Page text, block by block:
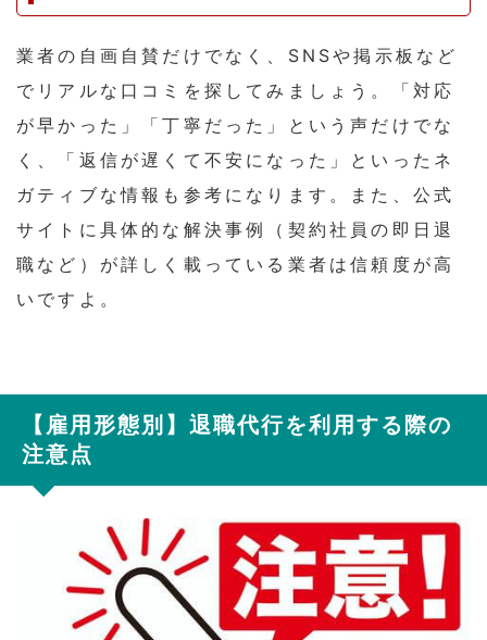
業者の自画自賛だけでなく、SNSや掲示板など
でリアルな口コミを探してみましょう。「対応
が早かった」「丁寧だった」という声だけでな
く、「返信が遅くて不安になった」といったネ
ガティブな情報も参考になります。また、公式
サイトに具体的な解決事例（契約社員の即日退
職など）が詳しく載っている業者は信頼度が高
いですよ。
【雇用形態別】退職代行を利用する際の
注意点